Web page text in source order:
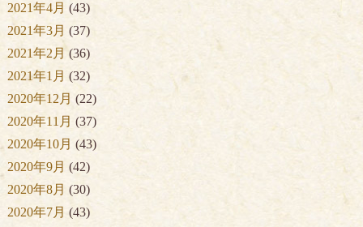
2021年4月 (43)
2021年3月 (37)
2021年2月 (36)
2021年1月 (32)
2020年12月 (22)
2020年11月 (37)
2020年10月 (43)
2020年9月 (42)
2020年8月 (30)
2020年7月 (43)